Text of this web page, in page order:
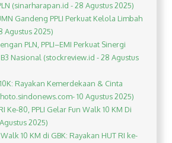
(sinarharapan.id - 28 Agustus 2025)
Gandeng PPLI Perkuat Kelola Limbah
Agustus 2025)
PLN, PPLI–EMI Perkuat Sinergi
Nasional (stockreview.id - 28 Agustus
Rayakan Kemerdekaan & Cinta
10 Agustus 2025)
Ke-80, PPLI Gelar Fun Walk 10 KM Di
2025)
10 KM di GBK: Rayakan HUT RI ke-